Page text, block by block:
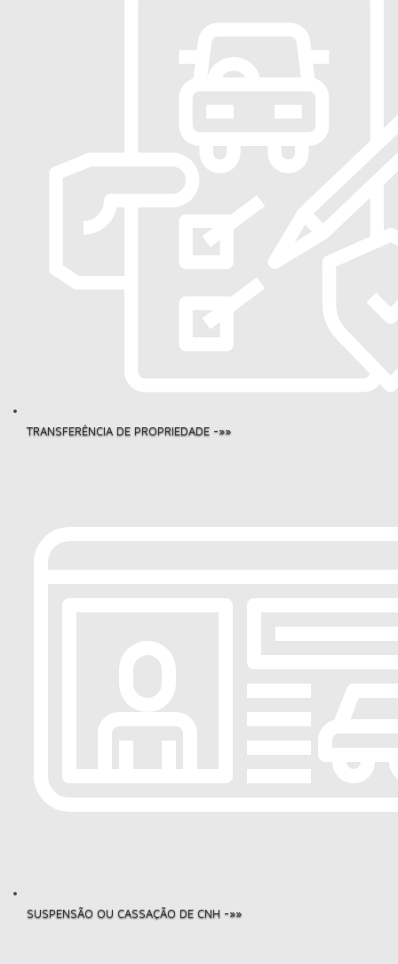
TRANSFERÊNCIA DE PROPRIEDADE -»»
SUSPENSÃO OU CASSAÇÃO DE CNH -»»